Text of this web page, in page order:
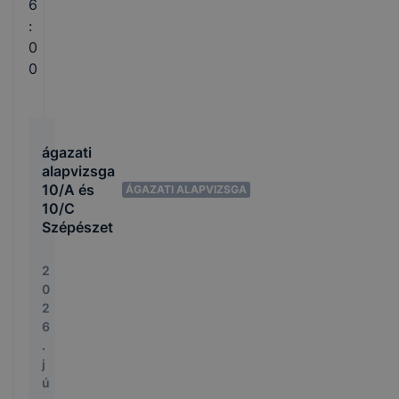
6
:
0
0
ágazati
alapvizsga
10/A és
10/C
Szépészet
ÁGAZATI ALAPVIZSGA
2
0
2
6
.
j
ú